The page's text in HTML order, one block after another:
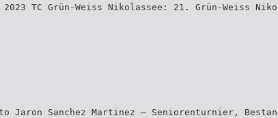
2023 TC Grün-Weiss Nikolassee: 21. Grün-Weiss
Jaron Sanchez Martinez – Seniorenturnier,